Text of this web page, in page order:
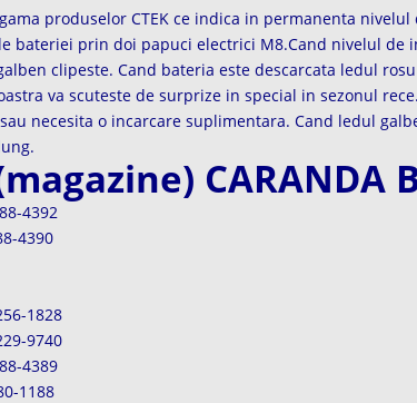
produselor CTEK ce indica in permanenta
bateriei prin doi papuci electrici M8.Cand nivelul
clipeste. Cand bateria este descarcata ledul
va scuteste de surprize in special in sezonul
necesita o incarcare suplimentara. Cand ledul
CARANDA
4392
4390
1828
9740
4389
1188